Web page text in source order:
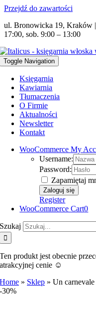
Przejdź do zawartości
ul. Bronowicka 19, Kraków
17:00, sob. 9:00 – 13:00
Toggle Navigation
Księgarnia
Kawiarnia
Tłumaczenia
O Firmie
Aktualności
Newsletter
Kontakt
WooCommerce My
Username:
Password:
Zapamiętaj
Register
WooCommerce Cart0
Szukaj
Ten produkt jest obecnie
atrakcyjnej cenie ☺️
Home » Sklep »Un
-30%